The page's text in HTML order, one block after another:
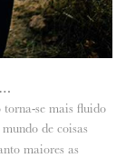
torna-se mais fluido
de coisas
maiores as